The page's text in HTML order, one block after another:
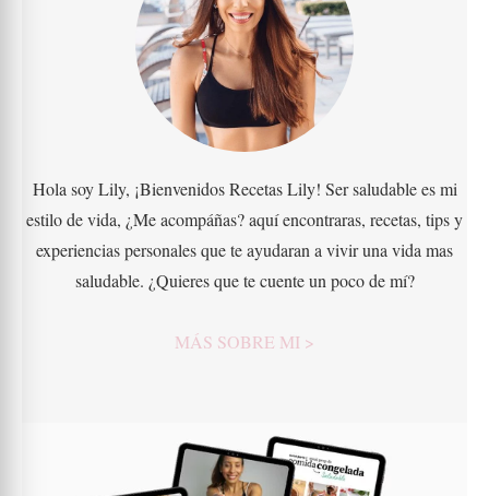
Hola soy Lily, ¡Bienvenidos Recetas Lily! Ser saludable es mi
estilo de vida, ¿Me acompáñas? aquí encontraras, recetas, tips y
experiencias personales que te ayudaran a vivir una vida mas
saludable. ¿Quieres que te cuente un poco de mí?
MÁS SOBRE MI >